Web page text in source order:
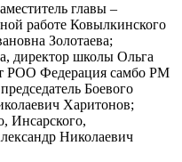
главы –
работе Ковылкинского
Золотаева;
директор школы Ольга
РОО Федерация самбо РМ
Боевого
Харитонов;
Инсарского,
Николаевич